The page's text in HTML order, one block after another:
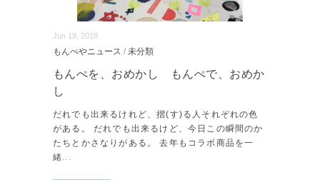
Jun 19, 2018
もんぺやニュース / 未分類
もんぺを、おめかし もんぺで、おめか
し
だれでも出来るけれど、摺(す)る人それぞれの色
がある。 だれでも出来るけど、今日この瞬間のか
たちとかさなりがある。 去年もコラボ商品を一
緒...